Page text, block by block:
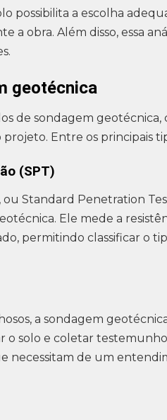
possibilita a escolha
a obra. Além disso, essa
geotécnica
de sondagem
Entre os principais
(SPT)
ou Standard Penetration
Ele mede a
permitindo classificar o
a sondagem
o solo e coletar
necessitam de um